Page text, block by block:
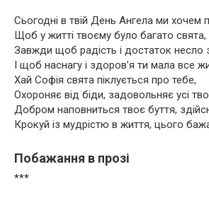
Сьогодні в твій День Ангела ми хочем
Щоб у житті твоєму було багато свята,
Завжди щоб радість і достаток несло
І щоб наснагу і здоров’я ти мала все
Хай Софія свята піклується про тебе,
Охороняє від біди, задовольняє усі
Добром наповниться твоє буття,
Крокуй із мудрістю в життя, цього
Побажання в прозі
***